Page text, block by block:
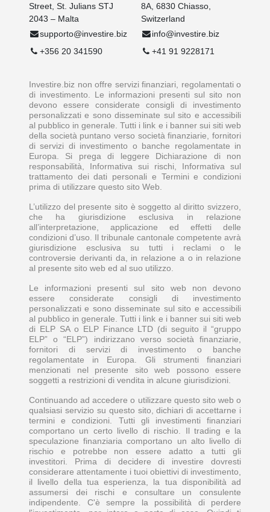
Street, St. Julians STJ
2043 – Malta
supporto@investire.biz
+356 20 341590
8A, 6830 Chiasso,
Switzerland
info@investire.biz
+41 91 9228171
Investire.biz non offre servizi finanziari, regolamentati o
di investimento. Le informazioni presenti sul sito non
devono essere considerate consigli di investimento
personalizzati e sono disseminate sul sito e accessibili
al pubblico in generale. Tutti i link e i banner sui siti web
della società puntano verso società finanziarie, fornitori
di servizi di investimento o banche regolamentate in
Europa. Si prega di leggere Dichiarazione di non
responsabilità, Informativa sui rischi, Informativa sul
trattamento dei dati personali e Termini e condizioni
prima di utilizzare questo sito Web.
L’utilizzo del presente sito è soggetto al diritto svizzero,
che ha giurisdizione esclusiva in relazione
all’interpretazione, applicazione ed effetti delle
condizioni d’uso. Il tribunale cantonale competente avrà
giurisdizione esclusiva su tutti i reclami o le
controversie derivanti da, in relazione a o in relazione
al presente sito web ed al suo utilizzo.
Le informazioni presenti sul sito web non devono
essere considerate consigli di investimento
personalizzati e sono disseminate sul sito e accessibili
al pubblico in generale. Tutti i link e i banner sui siti web
di ELP SA o ELP Finance LTD (di seguito il “gruppo
ELP” o “ELP”) indirizzano verso società finanziarie,
fornitori di servizi di investimento o banche
regolamentate in Europa. Gli strumenti finanziari
menzionati nel presente sito web possono essere
soggetti a restrizioni di vendita in alcune giurisdizioni.
Continuando ad accedere o utilizzare questo sito web o
qualsiasi servizio su questo sito, dichiari di accettarne i
termini e condizioni. Tutti gli investimenti finanziari
comportano un certo livello di rischio. Il trading e la
speculazione finanziaria comportano un alto livello di
rischio e potrebbe non essere adatto a tutti gli
investitori. Prima di decidere di investire dovresti
considerare attentamente i tuoi obiettivi di investimento,
il livello della tua esperienza, la tua disponibilità ad
assumersi dei rischi e consultare un consulente
indipendente. C'è sempre la possibilità di perdere